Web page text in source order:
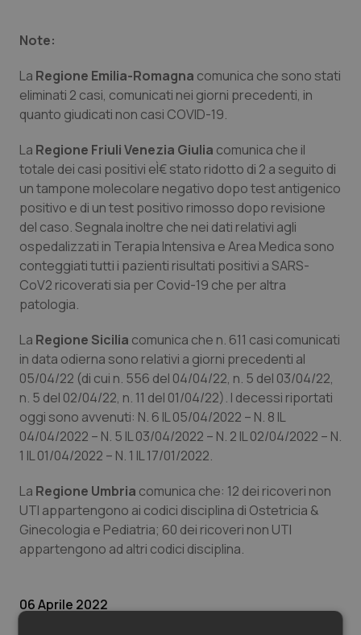
Puglia
Sardegna
Sicilia
Toscana
Umbria
Valle D’Aosta
Veneto
Malattie rare
Malattia di Crohn & Rettocolite Ulcerosa
Neuroscienze & patologie neurodegenerative
Obesità
Oftalmologia
Oncodermatologia
Oncoematologia
Oncologia & Nutrizione
Psoriasi & pelle
Quotidiano Cardiologia
Quotidiano Chirurgia
Quotidiano Oncologia
Rene & patologie urogenitali
Note:
La Regione Emilia-Romagna comunica che sono stati
eliminati 2 casi, comunicati nei giorni precedenti, in
quanto giudicati non casi COVID-19.
La Regione Friuli Venezia Giulia comunica che il
totale dei casi positivi eÌ€ stato ridotto di 2 a seguito di
un tampone molecolare negativo dopo test antigenico
positivo e di un test positivo rimosso dopo revisione
del caso. Segnala inoltre che nei dati relativi agli
ospedalizzati in Terapia Intensiva e Area Medica sono
conteggiati tutti i pazienti risultati positivi a SARS-
CoV2 ricoverati sia per Covid-19 che per altra
patologia.
La Regione Sicilia comunica che n. 611 casi comunicati
in data odierna sono relativi a giorni precedenti al
05/04/22 (di cui n. 556 del 04/04/22, n. 5 del 03/04/22,
n. 5 del 02/04/22, n. 11 del 01/04/22). I decessi riportati
oggi sono avvenuti: N. 6 IL 05/04/2022 – N. 8 IL
04/04/2022 – N. 5 IL 03/04/2022 – N. 2 IL 02/04/2022 – N.
1 IL 01/04/2022 – N. 1 IL 17/01/2022.
La Regione Umbria comunica che: 12 dei ricoveri non
UTI appartengono ai codici disciplina di Ostetricia &
Ginecologia e Pediatria; 60 dei ricoveri non UTI
appartengono ad altri codici disciplina.
06 Aprile 2022